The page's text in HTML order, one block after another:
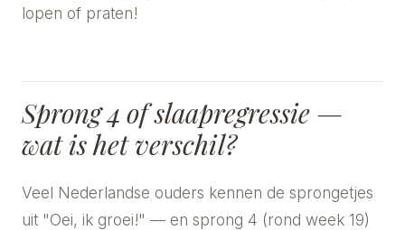
lopen of praten!
Sprong 4 of slaapregressie —
wat is het verschil?
Veel Nederlandse ouders kennen de sprongetjes
uit "Oei, ik groei!" — en sprong 4 (rond week 19)